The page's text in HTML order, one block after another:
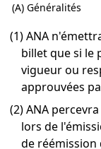
(A) Généralités
(1) ANA
billet que si le
vigueur ou
approuvées
(2) ANA
lors de
de réémission